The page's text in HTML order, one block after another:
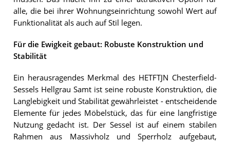
alle, die bei ihrer Wohnungseinrichtung sowohl Wert auf
Funktionalität als auch auf Stil legen.
Für die Ewigkeit gebaut: Robuste Konstruktion und
Stabilität
Ein herausragendes Merkmal des HETFTJN Chesterfield-
Sessels Hellgrau Samt ist seine robuste Konstruktion, die
Langlebigkeit und Stabilität gewährleistet - entscheidende
Elemente für jedes Möbelstück, das für eine langfristige
Nutzung gedacht ist. Der Sessel ist auf einem stabilen
Rahmen aus Massivholz und Sperrholz aufgebaut,